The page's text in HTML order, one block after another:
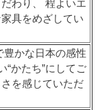
わり、 程よいエ
具をめざしてい
豊かな日本の感性
“かたち”にしてご
を感じていただ